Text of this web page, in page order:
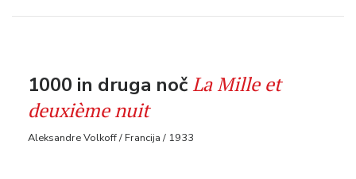
1000 in druga nočLa Mille et
deuxième nuit
Aleksandre Volkoff / Francija / 1933